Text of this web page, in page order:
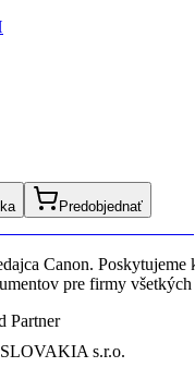
Predobjednať
Canon. Poskytujeme
pre firmy
Partner
s.r.o.